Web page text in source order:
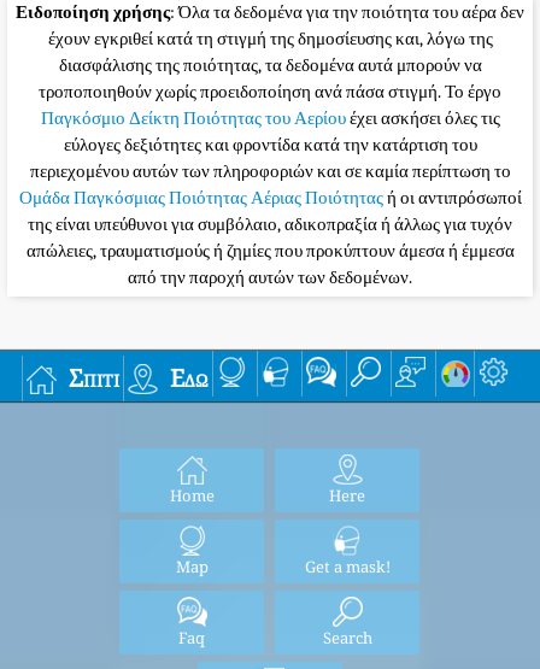
Ειδοποίηση χρήσης: Όλα τα δεδομένα για την ποιότητα του αέρα δεν
έχουν εγκριθεί κατά τη στιγμή της δημοσίευσης και, λόγω της
διασφάλισης της ποιότητας, τα δεδομένα αυτά μπορούν να
τροποποιηθούν χωρίς προειδοποίηση ανά πάσα στιγμή. Το έργο
Παγκόσμιο Δείκτη Ποιότητας του Αερίουέχει ασκήσει όλες τις
εύλογες δεξιότητες και φροντίδα κατά την κατάρτιση του
περιεχομένου αυτών των πληροφοριών και σε καμία περίπτωση το
Ομάδα Παγκόσμιας Ποιότητας Αέριας Ποιότηταςή οι αντιπρόσωποί
της είναι υπεύθυνοι για συμβόλαιο, αδικοπραξία ή άλλως για τυχόν
απώλειες, τραυματισμούς ή ζημίες που προκύπτουν άμεσα ή έμμεσα
από την παροχή αυτών των δεδομένων.
Σπίτι Εδώ
Home Here
Map Get a mask!
Faq Search